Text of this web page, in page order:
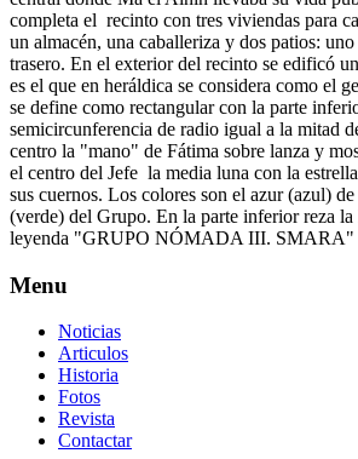
completa el recinto con tres viviendas para
un almacén, una caballeriza y dos patios:
trasero. En el exterior del recinto se edificó
es el que en heráldica se considera como el
se define como rectangular con la parte
semicircunferencia de radio igual a la mitad
centro la "mano" de Fátima sobre lanza y
el centro del Jefe la media luna con la
sus cuernos. Los colores son el azur (azul)
(verde) del Grupo. En la parte inferior reza
leyenda "GRUPO NÓMADA III. SMARA"
Menu
Noticias
Articulos
Historia
Fotos
Revista
Contactar